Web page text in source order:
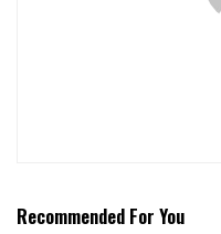
Recommended For You